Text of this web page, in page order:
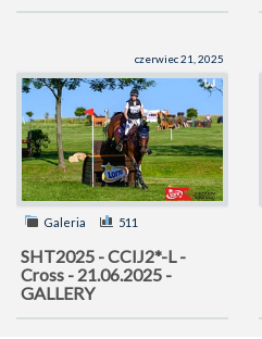
czerwiec 21, 2025
Galeria 511
SHT2025 - CCIJ2*-L -
Cross - 21.06.2025 -
GALLERY